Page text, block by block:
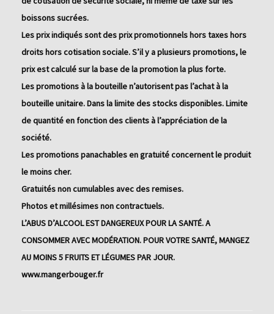
boissons sucrées.
Les prix indiqués sont des prix promotionnels hors taxes hors
droits hors cotisation sociale. S’il y a plusieurs promotions, le
prix est calculé sur la base de la promotion la plus forte.
Les promotions à la bouteille n’autorisent pas l’achat à la
bouteille unitaire. Dans la limite des stocks disponibles. Limite
de quantité en fonction des clients à l’appréciation de la
société.
Les promotions panachables en gratuité concernent le produit
le moins cher.
Gratuités non cumulables avec des remises.
Photos et millésimes non contractuels.
L’ABUS D’ALCOOL EST DANGEREUX POUR LA SANTÉ. A
CONSOMMER AVEC MODÉRATION. POUR VOTRE SANTÉ, MANGEZ
AU MOINS 5 FRUITS ET LÉGUMES PAR JOUR.
www.mangerbouger.fr